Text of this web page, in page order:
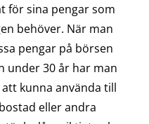
för sina pengar som
behöver. När man
pengar på börsen
under 30 år har man
kunna använda till
eller andra